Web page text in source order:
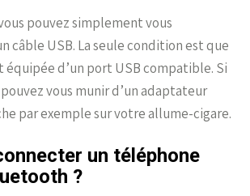
pouvez simplement vous
câble USB. La seule condition est que
d’un port USB compatible. Si
vous munir d’un adaptateur
par exemple sur votre allume-cigare.
un téléphone
?